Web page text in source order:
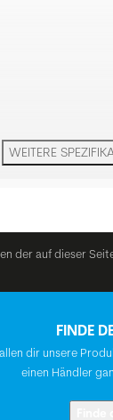
WEITERE
der auf dieser
FINDE
dir unsere
einen Händler